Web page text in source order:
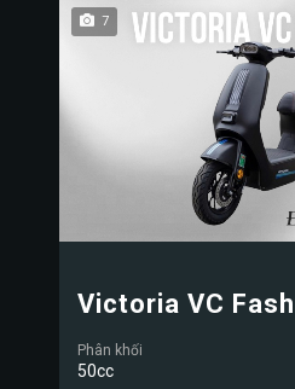
7
Victoria VC
Phân khối
50cc